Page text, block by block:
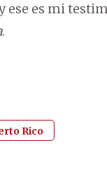
ese es mi
.
Rico